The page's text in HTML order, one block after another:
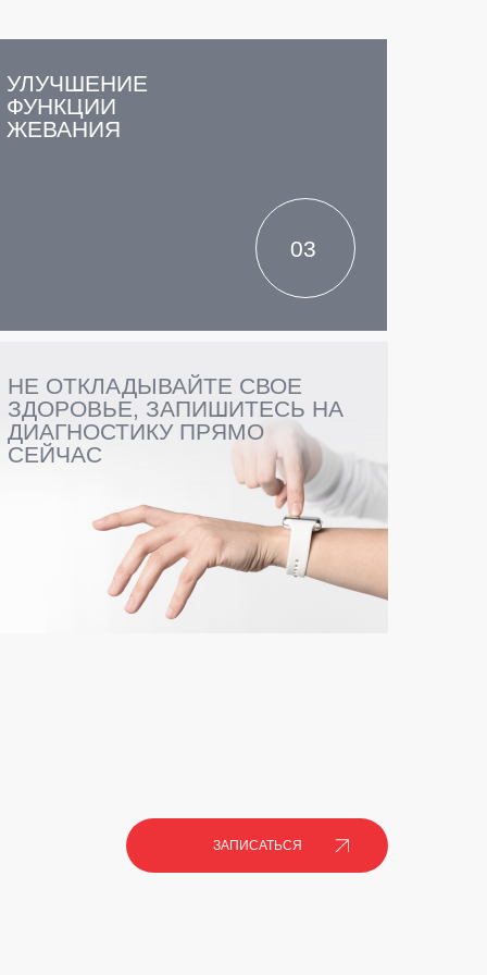
УЛУЧШЕНИЕ
ФУНКЦИИ
ЖЕВАНИЯ
03
НЕ ОТКЛАДЫВАЙТЕ СВОЕ
ЗДОРОВЬЕ, ЗАПИШИТЕСЬ НА
ДИАГНОСТИКУ ПРЯМО
СЕЙЧАС
ЗАПИСАТЬСЯ